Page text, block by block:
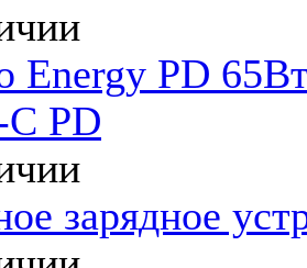
Energy PD
PD
зарядное